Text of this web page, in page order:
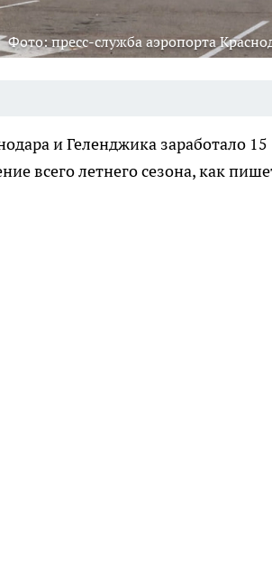
Фото: пресс-служба аэропорта
и Геленджика заработало 15
всего летнего сезона, как